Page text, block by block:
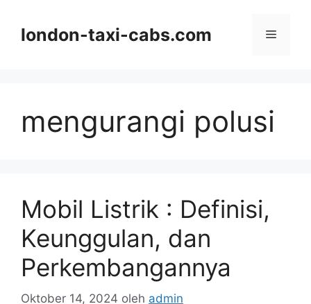
london-taxi-cabs.com Menu
mengurangi polusi
Mobil Listrik : Definisi,
Keunggulan, dan
Perkembangannya
Oktober 14, 2024 oleh admin